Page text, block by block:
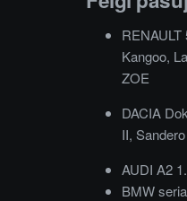
RENAULT
Kangoo,
ZOE
DACIA
II,
AUDI A2
BMW